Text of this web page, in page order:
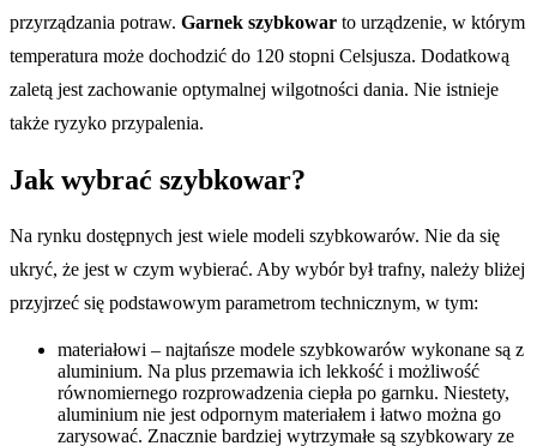
przyrządzania potraw. Garnek szybkowar to urządzenie, w którym
temperatura może dochodzić do 120 stopni Celsjusza. Dodatkową
zaletą jest zachowanie optymalnej wilgotności dania. Nie istnieje
także ryzyko przypalenia.
Jak wybrać szybkowar?
Na rynku dostępnych jest wiele modeli szybkowarów. Nie da się
ukryć, że jest w czym wybierać. Aby wybór był trafny, należy bliżej
przyjrzeć się podstawowym parametrom technicznym, w tym:
materiałowi – najtańsze modele szybkowarów wykonane są z
aluminium. Na plus przemawia ich lekkość i możliwość
równomiernego rozprowadzenia ciepła po garnku. Niestety,
aluminium nie jest odpornym materiałem i łatwo można go
zarysować. Znacznie bardziej wytrzymałe są szybkowary ze